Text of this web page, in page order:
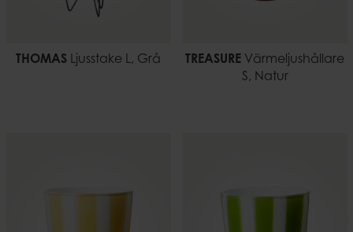
THOMAS Ljusstake L, Grå TREASURE Värmeljushållare
S, Natur